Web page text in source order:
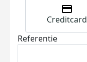
Creditcard
Referentie